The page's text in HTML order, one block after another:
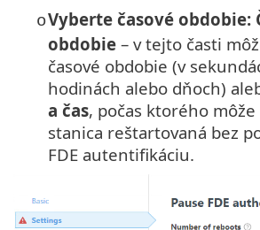
oVyberte časové obdobie:
obdobie – v tejto časti
časové obdobie (v
hodinách alebo dňoch)
a čas, počas ktorého
stanica reštartovaná bez
FDE autentifikáciu.